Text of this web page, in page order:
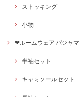
ストッキング
小物
❤ルームウェア·パジャマ
半袖セット
キャミソールセット